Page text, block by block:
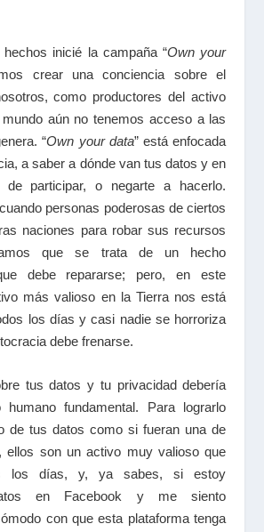
inicié la campaña “Own your
crear una conciencia sobre el
como productores del activo
aún no tenemos acceso a las
“Own your data” está enfocada
a saber a dónde van tus datos y en
de participar, o negarte a hacerlo.
personas poderosas de ciertos
naciones para robar sus recursos
que se trata de un hecho
debe repararse; pero, en este
más valioso en la Tierra nos está
los días y casi nadie se horroriza
debe frenarse.
tus datos y tu privacidad debería
fundamental. Para lograrlo
de tus datos como si fueran una de
ellos son un activo muy valioso que
los días, y, ya sabes, si estoy
en Facebook y me siento
con que esta plataforma tenga